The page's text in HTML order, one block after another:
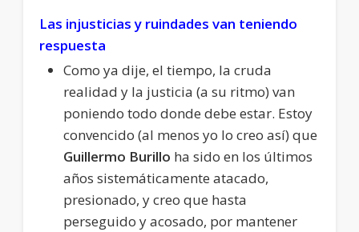
Las injusticias y ruindades van teniendo
respuesta
Como ya dije, el tiempo, la cruda
realidad y la justicia (a su ritmo) van
poniendo todo donde debe estar. Estoy
convencido (al menos yo lo creo así) que
Guillermo Burillo ha sido en los últimos
años sistemáticamente atacado,
presionado, y creo que hasta
perseguido y acosado, por mantener